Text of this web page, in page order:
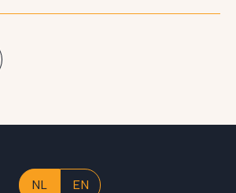
NL EN